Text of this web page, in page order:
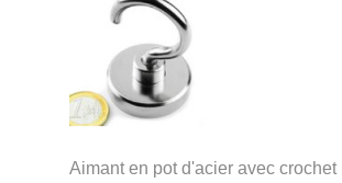
Aimant en pot d'acier avec